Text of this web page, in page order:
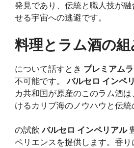
発見であり、伝統と職人技が融
せる宇宙への逃避です。
料理とラム酒の
について話すとき プレミアム
不可能です。バルセロ インペ
カ共和国が原産のこのラム酒
けるカリブ海のノウハウと伝統
の試飲バルセロ インペリアル
ペリエンスを提供します。香